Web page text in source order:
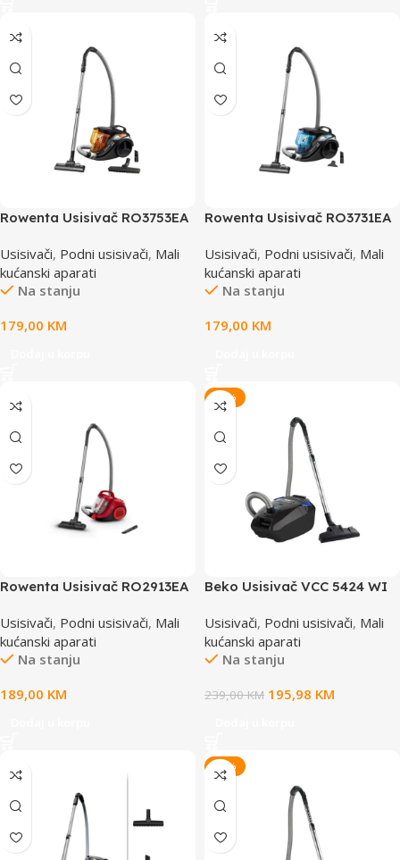
Rowenta Usisivač RO3753EA
Usisivači, Podni usisivači, Mali
kućanski aparati
Na stanju
179,00 KM
Rowenta Usisivač RO3731EA
Usisivači, Podni usisivači, Mali
kućanski aparati
Na stanju
179,00 KM
Rowenta Usisivač RO2913EA
Usisivači, Podni usisivači, Mali
kućanski aparati
Na stanju
189,00 KM
-18%
Beko Usisivač VCC 5424 WI
Usisivači, Podni usisivači, Mali
kućanski aparati
Na stanju
239,00KM 195,98 KM
-20%